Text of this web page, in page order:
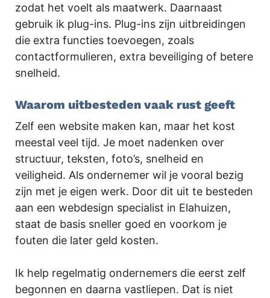
zodat het voelt als maatwerk. Daarnaast
gebruik ik plug-ins. Plug-ins zijn uitbreidingen
die extra functies toevoegen, zoals
contactformulieren, extra beveiliging of betere
snelheid.
Waarom uitbesteden vaak rust geeft
Zelf een website maken kan, maar het kost
meestal veel tijd. Je moet nadenken over
structuur, teksten, foto’s, snelheid en
veiligheid. Als ondernemer wil je vooral bezig
zijn met je eigen werk. Door dit uit te besteden
aan een webdesign specialist in Elahuizen,
staat de basis sneller goed en voorkom je
fouten die later geld kosten.
Ik help regelmatig ondernemers die eerst zelf
begonnen en daarna vastliepen. Dat is niet